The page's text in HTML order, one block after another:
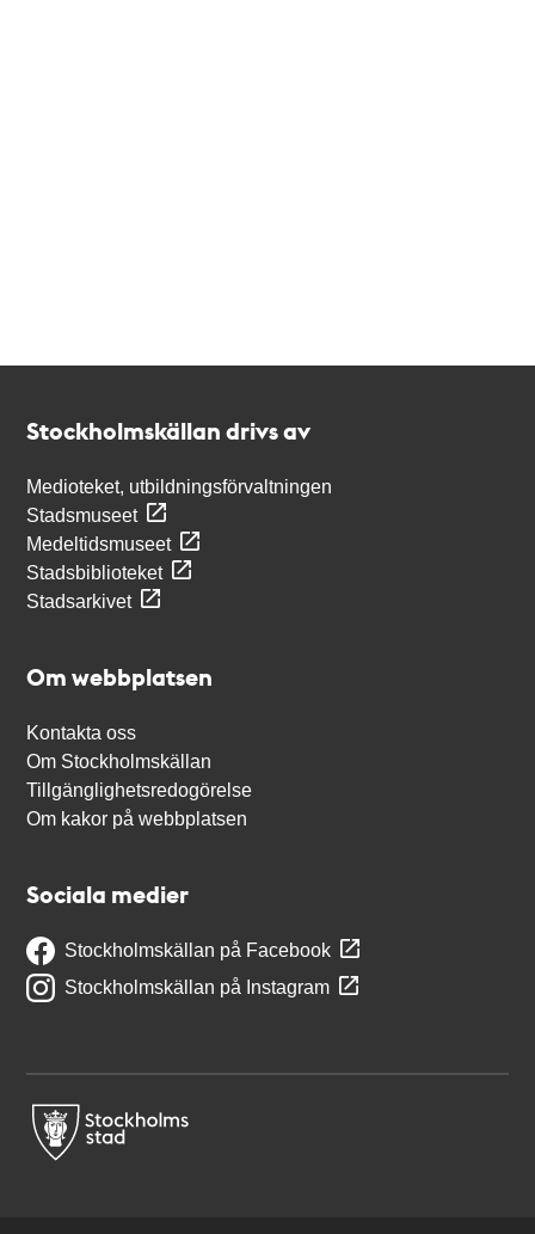
Stockholmskällan drivs av
Medioteket, utbildningsförvaltningen
Stadsmuseet
Medeltidsmuseet
Stadsbiblioteket
Stadsarkivet
Om webbplatsen
Kontakta oss
Om Stockholmskällan
Tillgänglighetsredogörelse
Om kakor på webbplatsen
Sociala medier
Stockholmskällan på Facebook
Stockholmskällan på Instagram